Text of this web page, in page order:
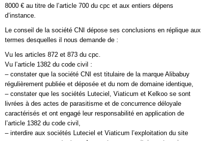
8000 € au titre de l’article 700 du cpc et aux entiers dépens
d’instance.
Le conseil de la société CNI dépose ses conclusions en réplique aux
termes desquelles il nous demande de :
Vu les articles 872 et 873 du cpc.
Vu l’article 1382 du code civil :
– constater que la société CNI est titulaire de la marque Alibabuy
régulièrement publiée et déposée et du nom de domaine identique,
– constater que les sociétés Luteciel, Viaticum et Kelkoo se sont
livrées à des actes de parasitisme et de concurrence déloyale
caractérisés et ont engagé leur responsabilité en application de
l’article 1382 du code civil,
– interdire aux sociétés Luteciel et Viaticum l’exploitation du site